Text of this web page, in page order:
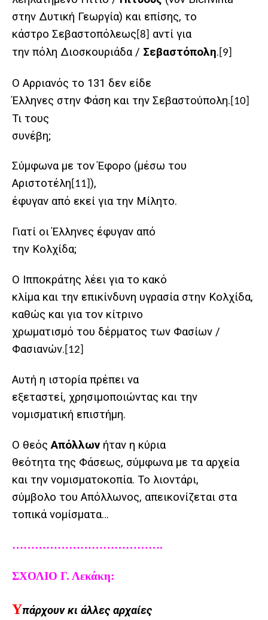
στην Δυτική Γεωργία) και επίσης, το
κάστρο Σεβαστοπόλεως [8]
αντί για
την πόλη Διοσκουριάδα / Σεβαστόπολη. [9]
Ο Αρριανός το 131 δεν είδε
Έλληνες στην Φάση και την Σεβαστούπολη. [10]
Τι τους
συνέβη;
Σύμφωνα με τον Έφορο (μέσω του
Αριστοτέλη [11] ),
έφυγαν από εκεί για την Μίλητο.
Γιατί οι Έλληνες έφυγαν από
την Κολχίδα;
Ο Ιπποκράτης λέει για το κακό
κλίμα και την επικίνδυνη υγρασία στην Κολχίδα,
καθώς και για τον κίτρινο
χρωματισμό του δέρματος των Φασίων /
Φασιανών. [12]
Αυτή η ιστορία πρέπει να
εξεταστεί, χρησιμοποιώντας και την
νομισματική επιστήμη.
Ο θεόςΑπόλλων ήταν η κύρια
θεότητα της Φάσεως, σύμφωνα με τα αρχεία
και την νομισματοκοπία. Το λιοντάρι,
σύμβολο του Απόλλωνος, απεικονίζεται στα
τοπικά νομίσματα…
………………………………….
ΣΧΟΛΙΟ Γ. Λεκάκη:
Υπάρχουν κι άλλες αρχαίες